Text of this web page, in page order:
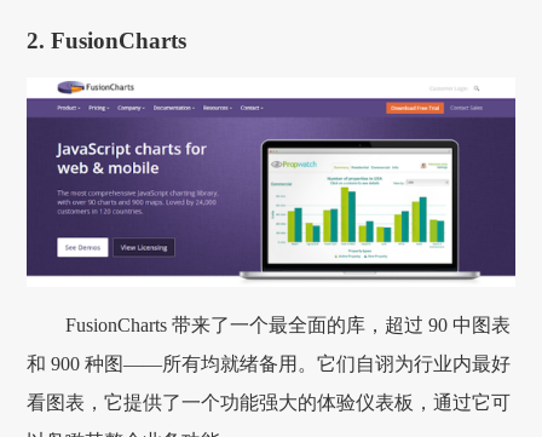
2. FusionCharts
FusionCharts 带来了一个最全面的库，超过 90 中图表
和 900 种图——所有均就绪备用。它们自诩为行业内最好
看图表，它提供了一个功能强大的体验仪表板，通过它可